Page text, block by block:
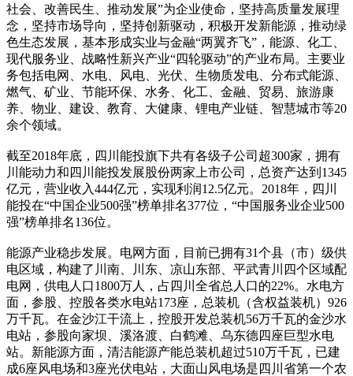
社会、改善民生、推动发展”为企业使命，坚持高质量发展理
念，坚持市场导向，坚持创新驱动，积极开发新能源，推动绿
色生态发展，基本形成实业与金融“两翼齐飞”，能源、化工、
现代服务业、战略性新兴产业“四轮驱动”的产业布局。主要业
务包括电网、水电、风电、光伏、生物质发电、分布式能源、
燃气、矿业、节能环保、水务、化工、金融、贸易、旅游康
养、物业、建设、教育、大健康、锂电产业链、智慧城市等20
余个领域。
截至2018年底，四川能投旗下共有各级子公司超300家，拥有
川能动力和四川能投发展股份两家上市公司，总资产达到1345
亿元，营业收入444亿元，实现利润12.5亿元。2018年，四川
能投在“中国企业500强”榜单排名377位，“中国服务业企业500
强”榜单排名136位。
能源产业稳步发展。电网方面，目前已拥有31个县（市）级供
电区域，构建了川南、川东、凉山东部、平武青川四个区域配
电网，供电人口1800万人，占四川全省总人口的22%。水电方
面，参股、控股各类水电站173座，总装机（含权益装机）926
万千瓦。在金沙江干流上，控股开发总装机56万千瓦的金沙水
电站，参股向家坝、溪洛渡、白鹤滩、乌东德四座巨型水电
站。新能源方面，清洁能源产能总装机超过510万千瓦，已建
成6座风电场和3座光伏电站，大面山风电场是四川省第一个农